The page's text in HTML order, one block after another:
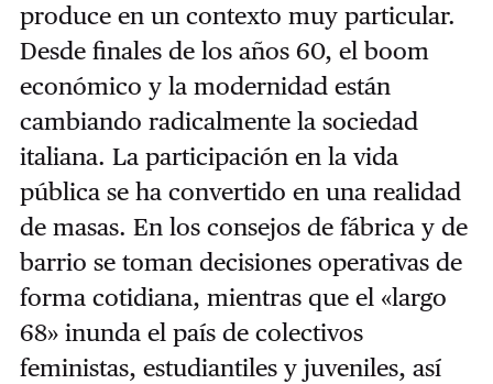
produce en un contexto muy particular.
Desde finales de los años 60, el boom
económico y la modernidad están
cambiando radicalmente la sociedad
italiana. La participación en la vida
pública se ha convertido en una realidad
de masas. En los consejos de fábrica y de
barrio se toman decisiones operativas de
forma cotidiana, mientras que el «largo
68» inunda el país de colectivos
feministas, estudiantiles y juveniles, así